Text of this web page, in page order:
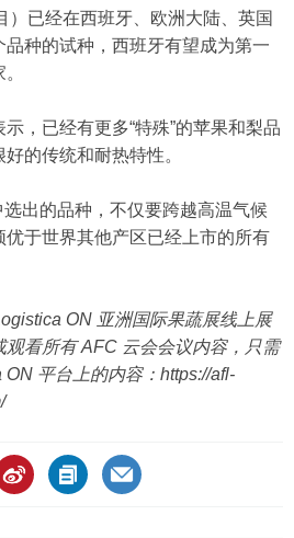
）已经在西班牙、欧洲大陆、英国
种的试种，西班牙有望成为第一
，已经有更多“特殊”的苹果和梨品
的传统和耐热特性。
选出的品种，不仅要跨越高温气候
于世界其他产区已经上市的所有
ON 亚洲国际果蔬展线上展
观看所有 AFC 云会会议内容，只需
平台上的内容： https://afl-